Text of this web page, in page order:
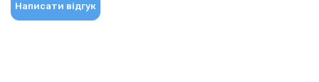
Написати відгук